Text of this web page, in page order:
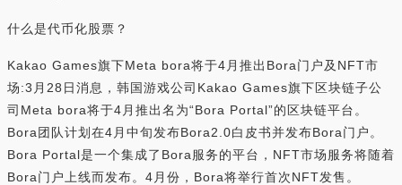
什么是代币化股票？
Kakao Games旗下Meta bora将于4月推出Bora门户及NFT市
场:3月28日消息，韩国游戏公司Kakao Games旗下区块链子公
司Meta bora将于4月推出名为“Bora Portal”的区块链平台。
Bora团队计划在4月中旬发布Bora2.0白皮书并发布Bora门户。
Bora Portal是一个集成了Bora服务的平台，NFT市场服务将随着
Bora门户上线而发布。4月份，Bora将举行首次NFT发售。